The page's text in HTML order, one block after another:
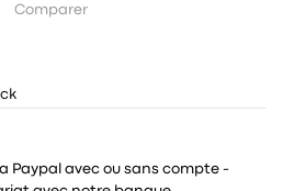
Comparer
Paypal avec ou sans compte -